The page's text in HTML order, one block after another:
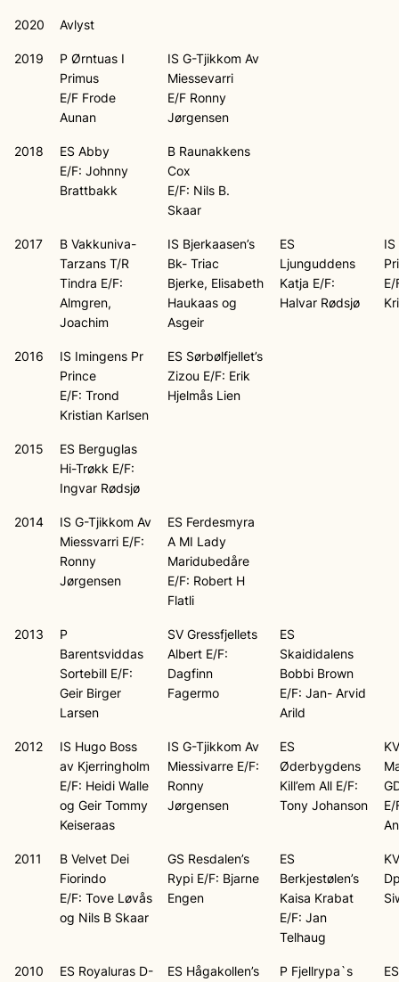
2020 Avlyst
2019
P Ørntuas I
Primus
E/F Frode
Aunan
IS G-Tjikkom Av
Miessevarri
E/F Ronny
Jørgensen
2018
ES Abby
E/F: Johnny
Brattbakk
B Raunakkens
Cox
E/F: Nils B.
Skaar
2017
B Vakkuniva-
Tarzans T/R
Tindra E/F:
Almgren,
Joachim
IS Bjerkaasen’s
Bk- Triac
Bjerke, Elisabeth
Haukaas og
Asgeir
ES
Ljunguddens
Katja E/F:
Halvar Rødsjø
E/
2016
IS Imingens Pr
Prince
E/F: Trond
Kristian Karlsen
ES Sørbølfjellet’s
Zizou E/F: Erik
Hjelmås Lien
2015
ES Berguglas
Hi-Trøkk E/F:
Ingvar Rødsjø
2014
IS G-Tjikkom Av
Miessvarri E/F:
Ronny
Jørgensen
ES Ferdesmyra
A MI Lady
Maridubedåre
E/F: Robert H
Flatli
2013
P
Barentsviddas
Sortebill E/F:
Geir Birger
Larsen
SV Gressfjellets
Albert E/F:
Dagfinn
Fagermo
ES
Skaididalens
Bobbi Brown
E/F: Jan- Arvid
Arild
2012
IS Hugo Boss
av Kjerringholm
E/F: Heidi Walle
og Geir Tommy
Keiseraas
IS G-Tjikkom Av
Miessivarre E/F:
Ronny
Jørgensen
ES
Øderbygdens
Kill’em All E/F:
Tony Johanson
KV
E/
2011
B Velvet Dei
Fiorindo
E/F: Tove Løvås
og Nils B Skaar
GS Resdalen’s
Rypi E/F: Bjarne
Engen
ES
Berkjestølen’s
Kaisa Krabat
E/F: Jan
Telhaug
2010
ES Royaluras D-
ES Hågakollen’s
P Fjellrypa`s